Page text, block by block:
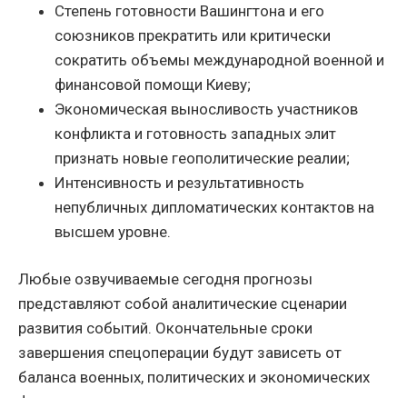
Степень готовности Вашингтона и его
союзников прекратить или критически
сократить объемы международной военной и
финансовой помощи Киеву;
Экономическая выносливость участников
конфликта и готовность западных элит
признать новые геополитические реалии;
Интенсивность и результативность
непубличных дипломатических контактов на
высшем уровне.
Любые озвучиваемые сегодня прогнозы
представляют собой аналитические сценарии
развития событий. Окончательные сроки
завершения спецоперации будут зависеть от
баланса военных, политических и экономических